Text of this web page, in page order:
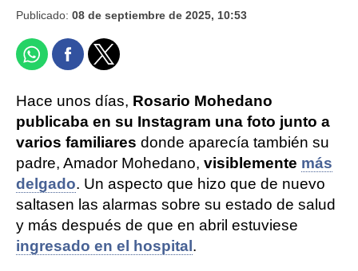
Publicado: 08 de septiembre de 2025, 10:53
Hace unos días, Rosario Mohedano
publicaba en su Instagram una foto junto a
varios familiares donde aparecía también su
padre, Amador Mohedano, visiblemente más
delgado. Un aspecto que hizo que de nuevo
saltasen las alarmas sobre su estado de salud
y más después de que en abril estuviese
ingresado en el hospital.